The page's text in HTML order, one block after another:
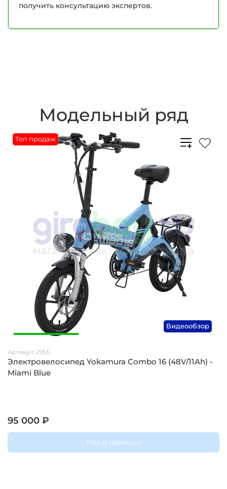
получить консультацию экспертов.
Модельный ряд
Топ продаж
Видеообзор
Артикул: 2955
Электровелосипед Yokamura Combo 16 (48V/11Ah) -
Miami Blue
95 000 ₽
Нет в наличии